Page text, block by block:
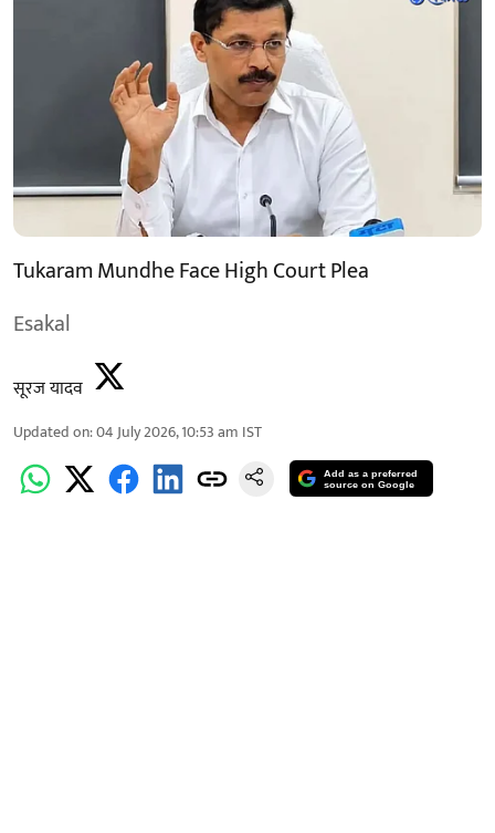
Tukaram Mundhe Face High Court Plea
Esakal
सूरज यादव
Updated on:04 July 2026, 10:53 am IST
Add as a preferred
source on Google